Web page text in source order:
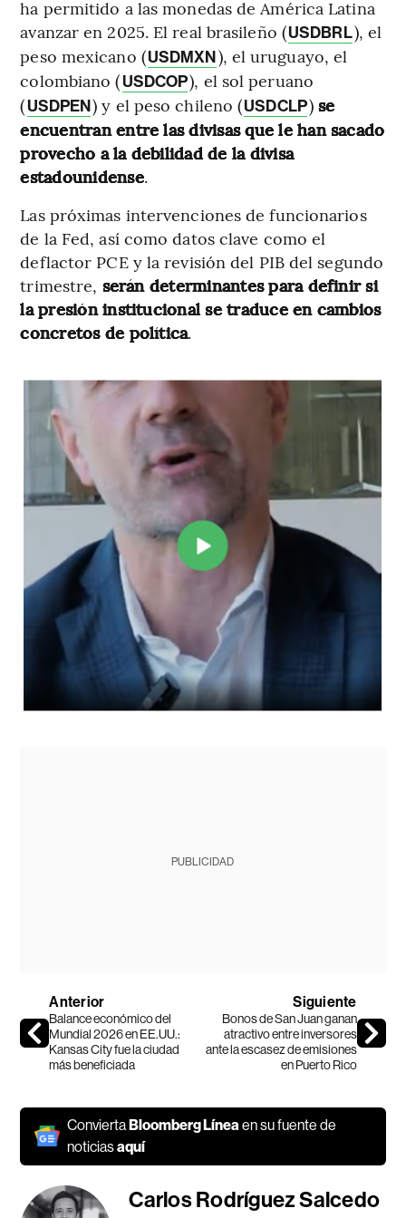
ha permitido a las monedas de América Latina
avanzar en 2025. El real brasileño (USDBRL), el
peso mexicano (USDMXN), el uruguayo, el
colombiano (USDCOP), el sol peruano
(USDPEN) y el peso chileno (USDCLP)se
encuentran entre las divisas que le han sacado
provecho a la debilidad de la divisa
estadounidense.
Las próximas intervenciones de funcionarios
de la Fed, así como datos clave como el
deflactor PCE y la revisión del PIB del segundo
trimestre, serán determinantes para definir si
la presión institucional se traduce en cambios
concretos de política.
PUBLICIDAD
Anterior
Balance económico del
Mundial 2026 en EE.UU.:
Kansas City fue la ciudad
más beneficiada
Siguiente
Bonos de San Juan ganan
atractivo entre inversores
ante la escasez de emisiones
en Puerto Rico
ConviertaBloomberg Línea en su fuente de
noticiasaquí
Carlos Rodríguez Salcedo